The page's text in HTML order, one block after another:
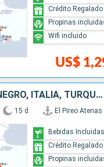
US$
Crédito
Propinas
Wifi incluido
CROACIA, MONTENEGRO, ITALIA, TURQUÍA, GRECIA
15 d El Pireo Atenas
Bebidas
Crédito
Propinas